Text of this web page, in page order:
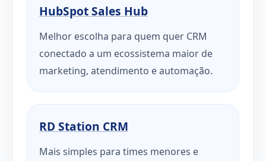
HubSpot Sales Hub
Melhor escolha para quem quer CRM
conectado a um ecossistema maior de
marketing, atendimento e automação.
RD Station CRM
Mais simples para times menores e